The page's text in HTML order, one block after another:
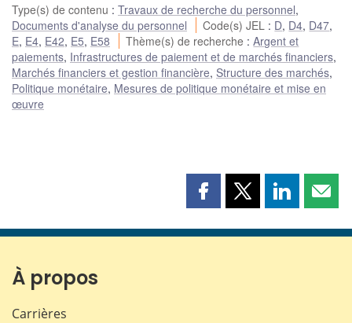
Type(s) de contenu : Travaux de recherche du personnel,
Documents d'analyse du personnel
Code(s) JEL : D, D4, D47,
E, E4, E42, E5, E58 Thème(s) de recherche :Argent et
paiements, Infrastructures de paiement et de marchés financiers,
Marchés financiers et gestion financière, Structure des marchés,
Politique monétaire, Mesures de politique monétaire et mise en
œuvre
Partager
page
Partager
page
Partager
page page
À propos
Carrières